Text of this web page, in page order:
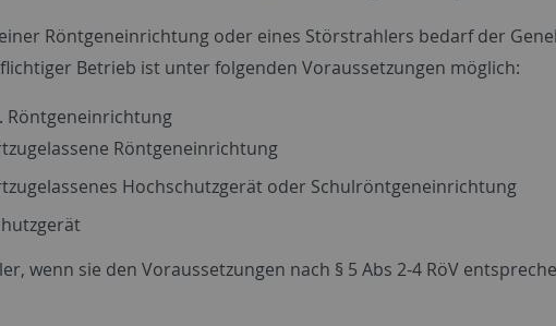
Röntgeneinrichtung oder eines Störstrahlers bedarf der
Betrieb ist unter folgenden Voraussetzungen möglich:
Röntgeneinrichtung
Röntgeneinrichtung
Hochschutzgerät oder Schulröntgeneinrichtung
wenn sie den Voraussetzungen nach § 5 Abs 2-4 RöV